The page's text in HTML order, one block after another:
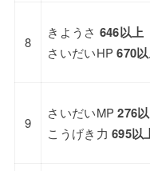
8
きようさ 646以上
さいだいHP670
9
さいだいMP276
こうげき力 695以